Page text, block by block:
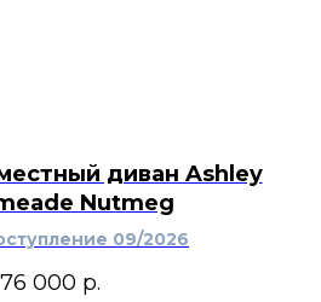
диван Ashley
Nutmeg
09/2026
76 000 р.